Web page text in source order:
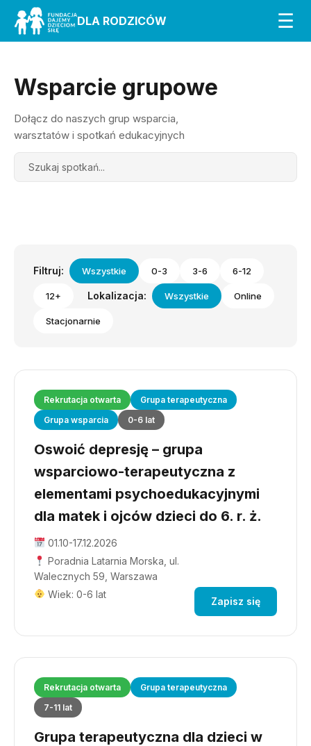
DLA RODZICÓW ☰
Wsparcie grupowe
Dołącz do naszych grup wsparcia,
warsztatów i spotkań edukacyjnych
Search
Filtruj: Wszystkie 0-3 3-6 6-12
12+ Lokalizacja: Wszystkie Online
Stacjonarnie
Rekrutacja otwarta
Grupa terapeutyczna
Grupa wsparcia
0-6 lat
Oswoić depresję – grupa
wsparciowo-terapeutyczna z
elementami psychoedukacyjnymi
dla matek i ojców dzieci do 6. r. ż.
01.10-17.12.2026
Poradnia Latarnia Morska, ul.
Walecznych 59, Warszawa
Wiek: 0-6 lat
Zapisz się
Rekrutacja otwarta
Grupa terapeutyczna
7-11 lat
Grupa terapeutyczna dla dzieci w